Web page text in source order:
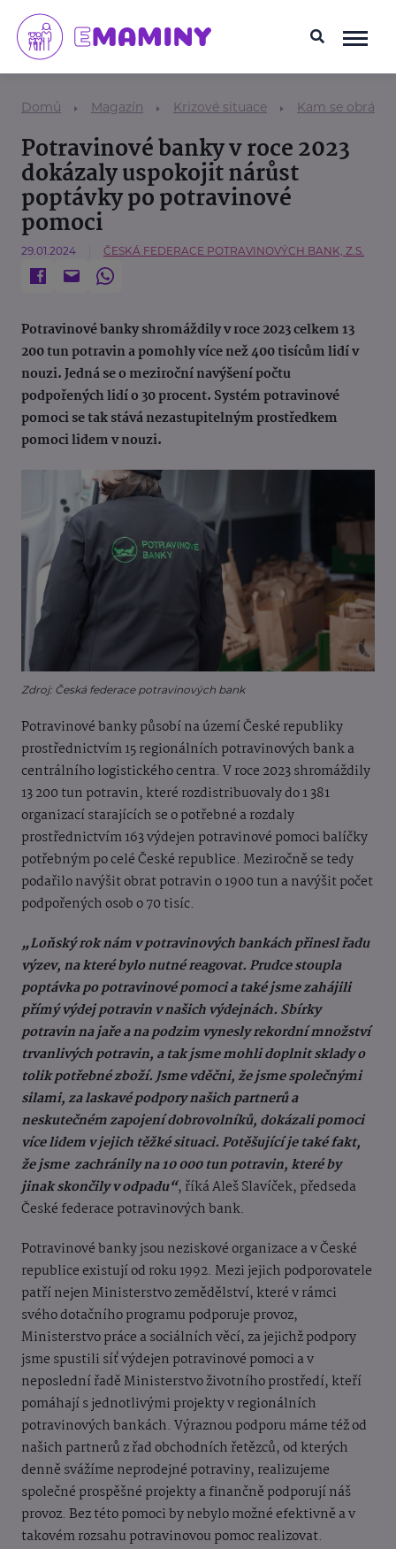
Domů Magazín Krizové situace Kam se obrátit
Potravinové banky v roce 2023
dokázaly uspokojit nárůst
poptávky po potravinové
pomoci
29.01.2024 ČESKÁ FEDERACE POTRAVINOVÝCH BANK, Z.S.
Potravinové banky shromáždily v roce 2023 celkem 13
200 tun potravin a pomohly více než 400 tisícům lidí v
nouzi. Jedná se o meziroční navýšení počtu
podpořených lidí o 30 procent. Systém potravinové
pomoci se tak stává nezastupitelným prostředkem
pomoci lidem v nouzi.
Zdroj: Česká federace potravinových bank
Potravinové banky působí na území České republiky
prostřednictvím 15 regionálních potravinových bank a
centrálního logistického centra. V roce 2023 shromáždily
13 200 tun potravin, které rozdistribuovaly do 1 381
organizací starajících se o potřebné a rozdaly
prostřednictvím 163 výdejen potravinové pomoci balíčky
potřebným po celé České republice. Meziročně se tedy
podařilo navýšit obrat potravin o 1900 tun a navýšit počet
podpořených osob o 70 tisíc.
„Loňský rok nám v potravinových bankách přinesl řadu
výzev, na které bylo nutné reagovat. Prudce stoupla
poptávka po potravinové pomoci a také jsme zahájili
přímý výdej potravin v našich výdejnách. Sbírky
potravin na jaře a na podzim vynesly rekordní množství
trvanlivých potravin, a tak jsme mohli doplnit sklady o
tolik potřebné zboží. Jsme vděčni, že jsme společnými
silami, za laskavé podpory našich partnerů a
neskutečném zapojení dobrovolníků, dokázali pomoci
více lidem v jejich těžké situaci. Potěšující je také fakt,
že jsme zachránily na 10 000 tun potravin, které by
jinak skončily v odpadu“, říká Aleš Slavíček, předseda
České federace potravinových bank.
Potravinové banky jsou neziskové organizace a v České
republice existují od roku 1992. Mezi jejich podporovatele
patří nejen Ministerstvo zemědělství, které v rámci
svého dotačního programu podporuje provoz,
Ministerstvo práce a sociálních věcí, za jejichž podpory
jsme spustili síť výdejen potravinové pomoci a v
neposlední řadě Ministerstvo životního prostředí, kteří
pomáhají s jednotlivými projekty v regionálních
potravinových bankách. Výraznou podporu máme též od
našich partnerů z řad obchodních řetězců, od kterých
denně svážíme neprodejné potraviny, realizujeme
společné prospěšné projekty a finančně podporují náš
provoz. Bez této pomoci by nebylo možné efektivně a v
takovém rozsahu potravinovou pomoc realizovat.